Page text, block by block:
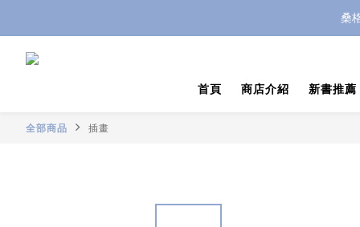
桑
首頁 商店介紹 新書推薦
全部商品 插畫